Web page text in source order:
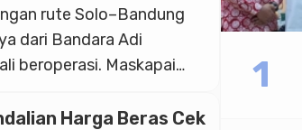
promosi wisata. Ada
rute Solo–Bandung
dari Bandara Adi
beroperasi. Maskapai
20 Desember 2025,
Harga Beras Cek